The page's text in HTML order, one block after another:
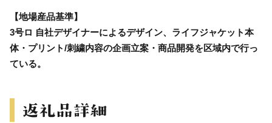
【地場産品基準】
3号ロ 自社デザイナーによるデザイン、ライフジャケット本
体・プリント/刺繍内容の企画立案・商品開発を区域内で行っ
ている。